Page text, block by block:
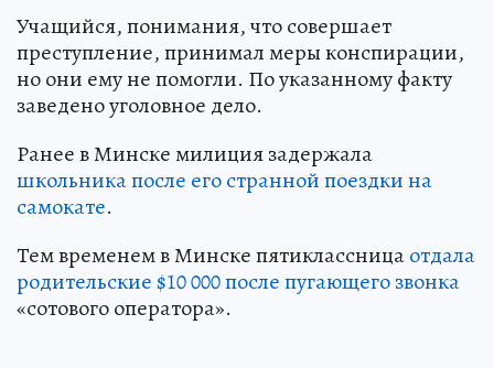
Учащийся, понимания, что совершает
преступление, принимал меры конспирации,
но они ему не помогли. По указанному факту
заведено уголовное дело.
Ранее в Минске милиция задержала
школьника после его странной поездки на
самокате.
Тем временем в Минске пятиклассницаотдала
родительские $10 000 после пугающего звонка
«сотового оператора».